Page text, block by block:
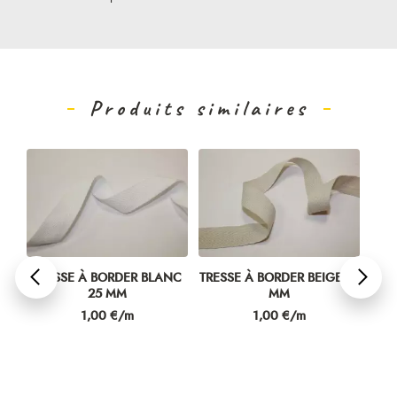
Produits similaires
BLANC
TRESSE À BORDER BEIGE 25
Prix
1,00 €/m
BANDE DE RENFORT
BÂCHE PVC BLANC 5
Prix
1,99 €/m